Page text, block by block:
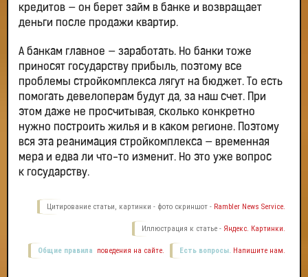
кредитов — он берет займ в банке и возвращает
деньги после продажи квартир.
А банкам главное — заработать. Но банки тоже
приносят государству прибыль, поэтому все
проблемы стройкомплекса лягут на бюджет. То есть
помогать девелоперам будут да, за наш счет. При
этом даже не просчитывая, сколько конкретно
нужно построить жилья и в каком регионе. Поэтому
вся эта реанимация стройкомплекса — временная
мера и едва ли что-то изменит. Но это уже вопрос
к государству.
Цитирование статьи, картинки - фото скриншот - Rambler News Service.
Иллюстрация к статье - Яндекс. Картинки.
Есть вопросы. Напишите нам.
Общие правила поведения на сайте.